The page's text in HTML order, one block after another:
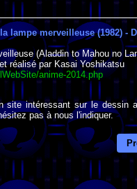
lampe merveilleuse (1982) -
(Aladdin to Mahou no
réalisé par Kasai Yoshikatsu
anime-2014.php
site intéressant sur le dessin
pas à nous l'indiquer.